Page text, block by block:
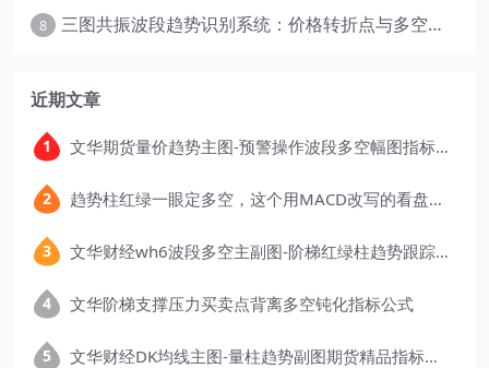
8 三图共振波段趋势识别系统：价格转折点与多空动能分析
近期文章
文华期货量价趋势主图-预警操作波段多空幅图指标公式
趋势柱红绿一眼定多空，这个用MACD改写的看盘指标，把顶底信号可视化后简单多了
文华财经wh6波段多空主副图-阶梯红绿柱趋势跟踪指标公式
文华阶梯支撑压力买卖点背离多空钝化指标公式
文华财经DK均线主图-量柱趋势副图期货精品指标公式